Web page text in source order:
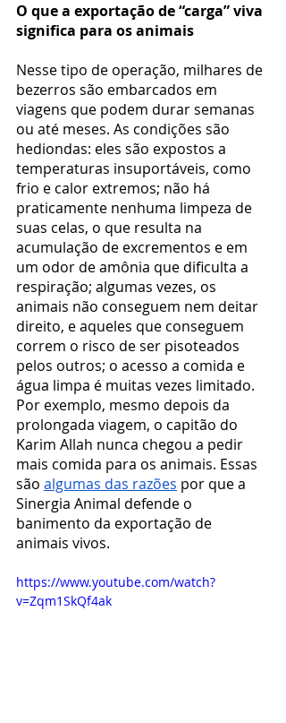
O que a exportação de “carga” viva
significa para os animais
Nesse tipo de operação, milhares de
bezerros são embarcados em
viagens que podem durar semanas
ou até meses. As condições são
hediondas: eles são expostos a
temperaturas insuportáveis, como
frio e calor extremos; não há
praticamente nenhuma limpeza de
suas celas, o que resulta na
acumulação de excrementos e em
um odor de amônia que dificulta a
respiração; algumas vezes, os
animais não conseguem nem deitar
direito, e aqueles que conseguem
correm o risco de ser pisoteados
pelos outros; o acesso a comida e
água limpa é muitas vezes limitado.
Por exemplo, mesmo depois da
prolongada viagem, o capitão do
Karim Allah nunca chegou a pedir
mais comida para os animais. Essas
são algumas das razões por que a
Sinergia Animal defende o
banimento da exportação de
animais vivos.
https://www.youtube.com/watch?
v=Zqm1SkQf4ak